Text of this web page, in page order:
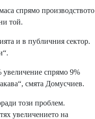
спрямо производството
той.
и в публичния сектор.
увеличение спрямо 9%
смята Домусчиев.
този проблем.
увеличението на